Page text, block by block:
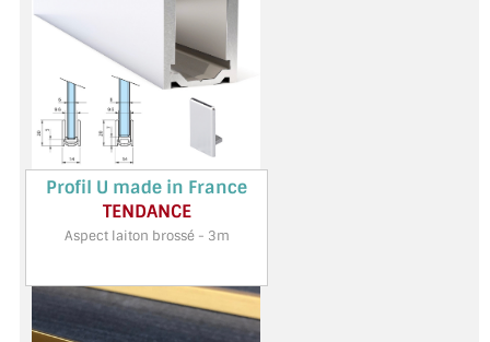
MIROIR DE SALLE DE BAIN
MIROIR PAROI DE DOUCHE
MIROIR POUR SALLE DE SPORT
MIROIR POUR SALLE DE DANSE
MIROIR ENCADRÉ
VERRE SUR MESURE
Profil U made in France
TENDANCE
Aspect laiton brossé - 3m